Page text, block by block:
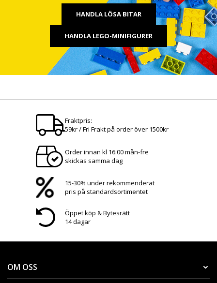
HANDLA LÖSA BITAR
HANDLA LEGO-MINIFIGURER
Fraktpris:
59kr / Fri Frakt på order över 1500kr
Order innan kl 16:00 mån-fre
skickas samma dag
15-30% under rekommenderat
pris på standardsortimentet
Öppet köp & Bytesrätt
14 dagar
OM OSS